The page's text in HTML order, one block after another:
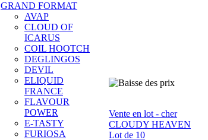
GRAND FORMAT
AVAP
CLOUD OF
ICARUS
COIL HOOTCH
DEGLINGOS
DEVIL
ELIQUID
FRANCE
FLAVOUR
POWER
E-TASTY
FURIOSA
Vente en lot - cher
CLOUDY HEAVEN
Lot de 10